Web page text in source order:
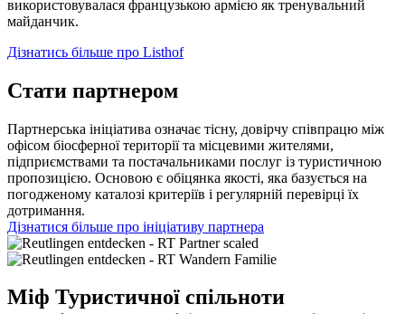
використовувалася французькою армією як тренувальний
майданчик.
Дізнатись більше про Listhof
Стати партнером
Партнерська ініціатива означає тісну, довірчу співпрацю між
офісом біосферної території та місцевими жителями,
підприємствами та постачальниками послуг із туристичною
пропозицією. Основою є обіцянка якості, яка базується на
погодженому каталозі критеріїв і регулярній перевірці їх
дотримання.
Дізнатися більше про ініціативу партнера
Міф Туристичної спільноти